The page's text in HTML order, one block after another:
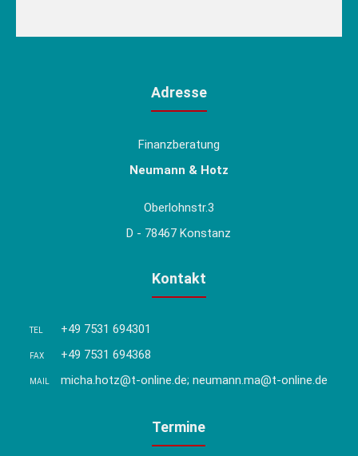
Adresse
Finanzberatung
Neumann & Hotz
Oberlohnstr.3
D - 78467 Konstanz
Kontakt
TEL +49 7531 694301
FAX +49 7531 694368
MAIL micha.hotz@t-online.de; neumann.ma@t-online.de
Termine